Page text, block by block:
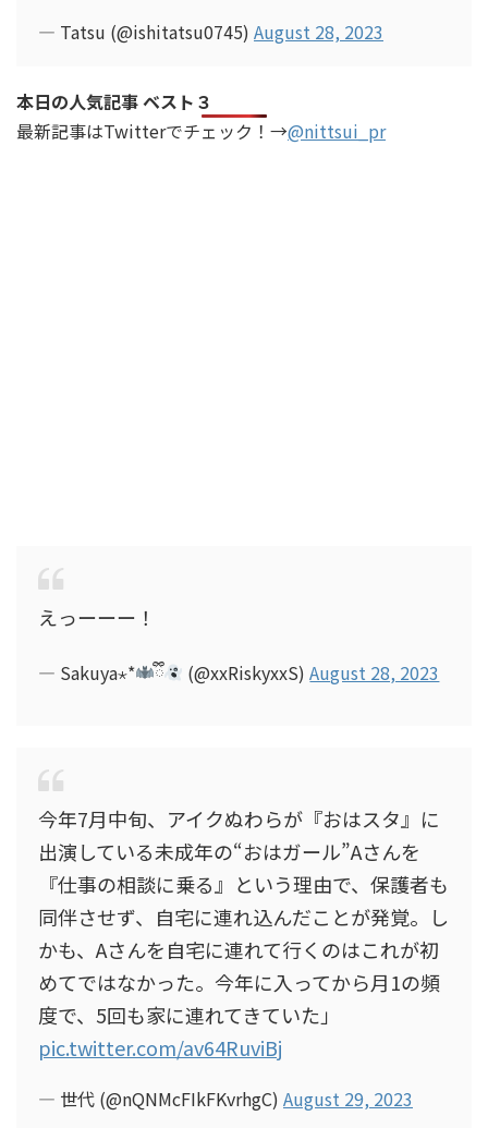
— Tatsu (@ishitatsu0745) August 28, 2023
本日の人気記事 ベスト３
最新記事はTwitterでチェック！→@nittsui_pr
えっーーー！
— Sakuya⋆* ྀི (@xxRiskyxxS)August 28, 2023
今年7月中旬、アイクぬわらが『おはスタ』に
出演している未成年の“おはガール”Aさんを
『仕事の相談に乗る』という理由で、保護者も
同伴させず、自宅に連れ込んだことが発覚。し
かも、Aさんを自宅に連れて行くのはこれが初
めてではなかった。今年に入ってから月1の頻
度で、5回も家に連れてきていた」
pic.twitter.com/av64RuviBj
— 世代 (@nQNMcFIkFKvrhgC) August 29, 2023